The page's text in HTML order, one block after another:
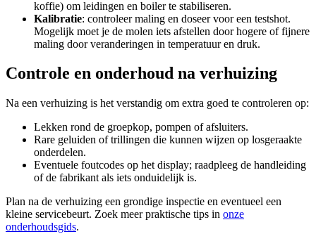
koffie) om leidingen en boiler te stabiliseren.
Kalibratie: controleer maling en doseer voor een testshot.
Mogelijk moet je de molen iets afstellen door hogere of fijnere
maling door veranderingen in temperatuur en druk.
Controle en onderhoud na verhuizing
Na een verhuizing is het verstandig om extra goed te controleren op:
Lekken rond de groepkop, pompen of afsluiters.
Rare geluiden of trillingen die kunnen wijzen op losgeraakte
onderdelen.
Eventuele foutcodes op het display; raadpleeg de handleiding
of de fabrikant als iets onduidelijk is.
Plan na de verhuizing een grondige inspectie en eventueel een
kleine servicebeurt. Zoek meer praktische tips in onze
onderhoudsgids.